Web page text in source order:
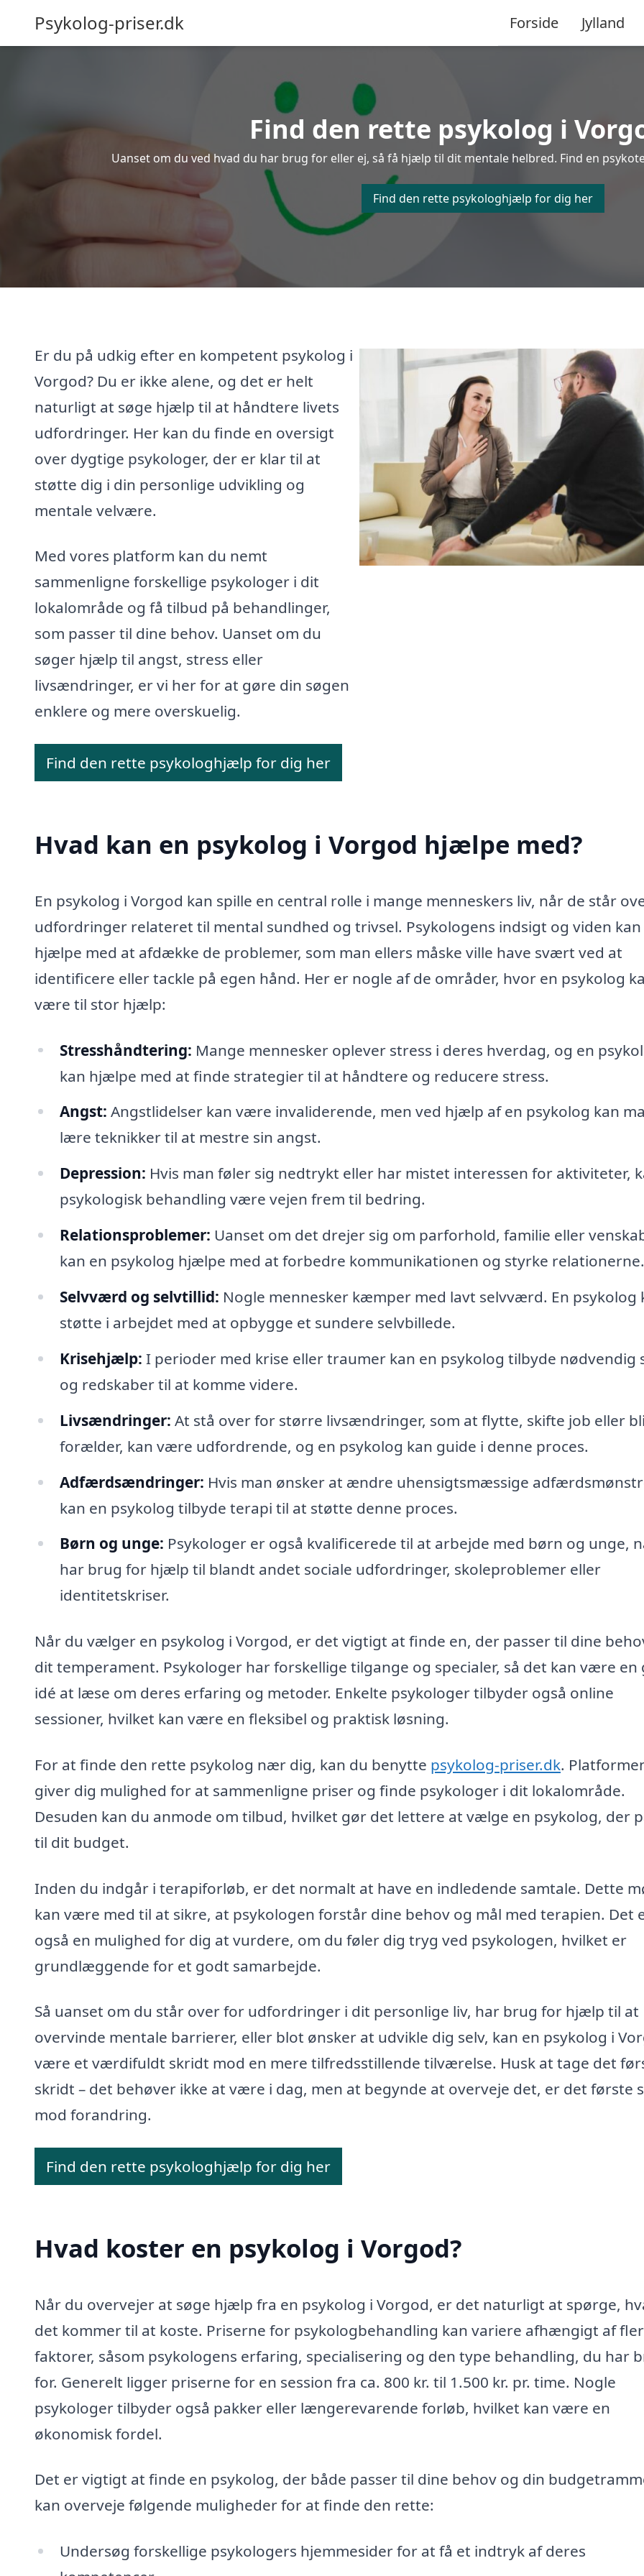
Psykolog-priser.dk Forside Jylland
Find den rette psykolog i
Uanset om du ved hvad du har brug for eller ej, så få hjælp til dit mentale helbred. Find en
Find den rette psykologhjælp for dig her
Er du på udkig efter en kompetent psykolog i
Vorgod? Du er ikke alene, og det er helt
naturligt at søge hjælp til at håndtere livets
udfordringer. Her kan du finde en oversigt
over dygtige psykologer, der er klar til at
støtte dig i din personlige udvikling og
mentale velvære.
Med vores platform kan du nemt
sammenligne forskellige psykologer i dit
lokalområde og få tilbud på behandlinger,
som passer til dine behov. Uanset om du
søger hjælp til angst, stress eller
livsændringer, er vi her for at gøre din søgen
enklere og mere overskuelig.
Find den rette psykologhjælp for dig her
Hvad kan en psykolog i Vorgod hjælpe med?
En psykolog i Vorgod kan spille en central rolle i mange menneskers liv, når de står
udfordringer relateret til mental sundhed og trivsel. Psykologens indsigt og viden kan
hjælpe med at afdække de problemer, som man ellers måske ville have svært ved at
identificere eller tackle på egen hånd. Her er nogle af de områder, hvor en psykolog
være til stor hjælp:
Stresshåndtering: Mange mennesker oplever stress i deres hverdag, og en
kan hjælpe med at finde strategier til at håndtere og reducere stress.
Angst: Angstlidelser kan være invaliderende, men ved hjælp af en psykolog kan
lære teknikker til at mestre sin angst.
Depression: Hvis man føler sig nedtrykt eller har mistet interessen for aktiviteter,
psykologisk behandling være vejen frem til bedring.
Relationsproblemer: Uanset om det drejer sig om parforhold, familie eller
kan en psykolog hjælpe med at forbedre kommunikationen og styrke relationerne.
Selvværd og selvtillid: Nogle mennesker kæmper med lavt selvværd. En psykolog
støtte i arbejdet med at opbygge et sundere selvbillede.
Krisehjælp: I perioder med krise eller traumer kan en psykolog tilbyde nødvendig
og redskaber til at komme videre.
Livsændringer: At stå over for større livsændringer, som at flytte, skifte job eller
forælder, kan være udfordrende, og en psykolog kan guide i denne proces.
Adfærdsændringer: Hvis man ønsker at ændre uhensigtsmæssige
kan en psykolog tilbyde terapi til at støtte denne proces.
Børn og unge: Psykologer er også kvalificerede til at arbejde med børn og unge,
har brug for hjælp til blandt andet sociale udfordringer, skoleproblemer eller
identitetskriser.
Når du vælger en psykolog i Vorgod, er det vigtigt at finde en, der passer til dine
dit temperament. Psykologer har forskellige tilgange og specialer, så det kan være en
idé at læse om deres erfaring og metoder. Enkelte psykologer tilbyder også online
sessioner, hvilket kan være en fleksibel og praktisk løsning.
For at finde den rette psykolog nær dig, kan du benytte psykolog-priser.dk.
giver dig mulighed for at sammenligne priser og finde psykologer i dit lokalområde.
Desuden kan du anmode om tilbud, hvilket gør det lettere at vælge en psykolog, der
til dit budget.
Inden du indgår i terapiforløb, er det normalt at have en indledende samtale. Dette
kan være med til at sikre, at psykologen forstår dine behov og mål med terapien. Det
også en mulighed for dig at vurdere, om du føler dig tryg ved psykologen, hvilket er
grundlæggende for et godt samarbejde.
Så uanset om du står over for udfordringer i dit personlige liv, har brug for hjælp til at
overvinde mentale barrierer, eller blot ønsker at udvikle dig selv, kan en psykolog i
være et værdifuldt skridt mod en mere tilfredsstillende tilværelse. Husk at tage det
skridt – det behøver ikke at være i dag, men at begynde at overveje det, er det første
mod forandring.
Find den rette psykologhjælp for dig her
Hvad koster en psykolog i Vorgod?
Når du overvejer at søge hjælp fra en psykolog i Vorgod, er det naturligt at spørge,
det kommer til at koste. Priserne for psykologbehandling kan variere afhængigt af
faktorer, såsom psykologens erfaring, specialisering og den type behandling, du har
for. Generelt ligger priserne for en session fra ca. 800 kr. til 1.500 kr. pr. time. Nogle
psykologer tilbyder også pakker eller længerevarende forløb, hvilket kan være en
økonomisk fordel.
Det er vigtigt at finde en psykolog, der både passer til dine behov og din
kan overveje følgende muligheder for at finde den rette:
Undersøg forskellige psykologers hjemmesider for at få et indtryk af deres